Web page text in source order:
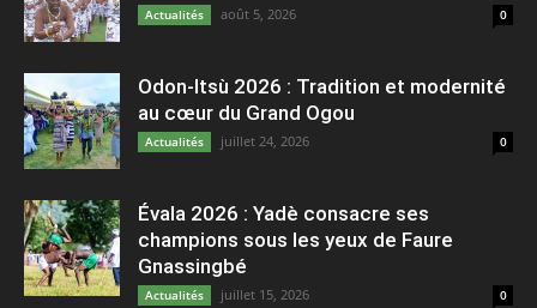
Actualités août 5, 2026 0
Odon-Itsù 2026 : Tradition et modernité
au cœur du Grand Ogou
Actualités juillet 24, 2026 0
Évala 2026 : Yadè consacre ses
champions sous les yeux de Faure
Gnassingbé
Actualités juillet 15, 2026 0